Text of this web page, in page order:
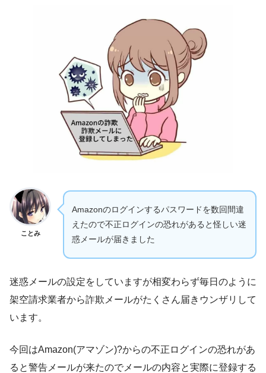
ことみ
Amazonのログインするパスワードを数回間違
えたので不正ログインの恐れがあると怪しい迷
惑メールが届きました
迷惑メールの設定をしていますが相変わらず毎日のように
架空請求業者から詐欺メールがたくさん届きウンザリして
います。
今回はAmazon(アマゾン)?からの不正ログインの恐れがあ
ると警告メールが来たのでメールの内容と実際に登録する